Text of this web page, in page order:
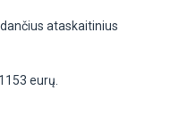
ataskaitinius
eurų.